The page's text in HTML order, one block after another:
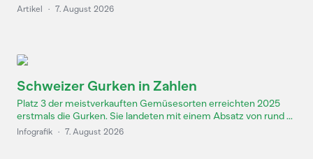
Artikel · 7. August 2026
Schweizer Gurken in Zahlen
Platz 3 der meistverkauften Gemüsesorten erreichten 2025
erstmals die Gurken. Sie landeten mit einem Absatz von rund ...
Infografik · 7. August 2026